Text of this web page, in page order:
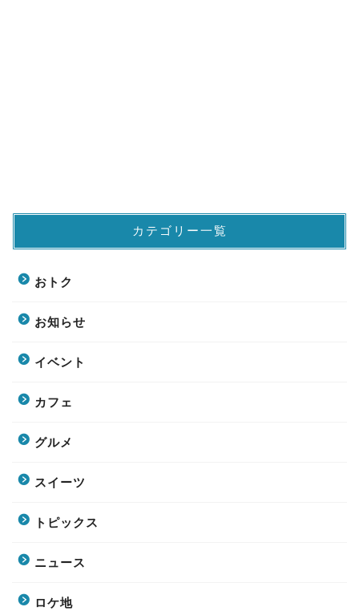
カテゴリー一覧
おトク
お知らせ
イベント
カフェ
グルメ
スイーツ
トピックス
ニュース
ロケ地